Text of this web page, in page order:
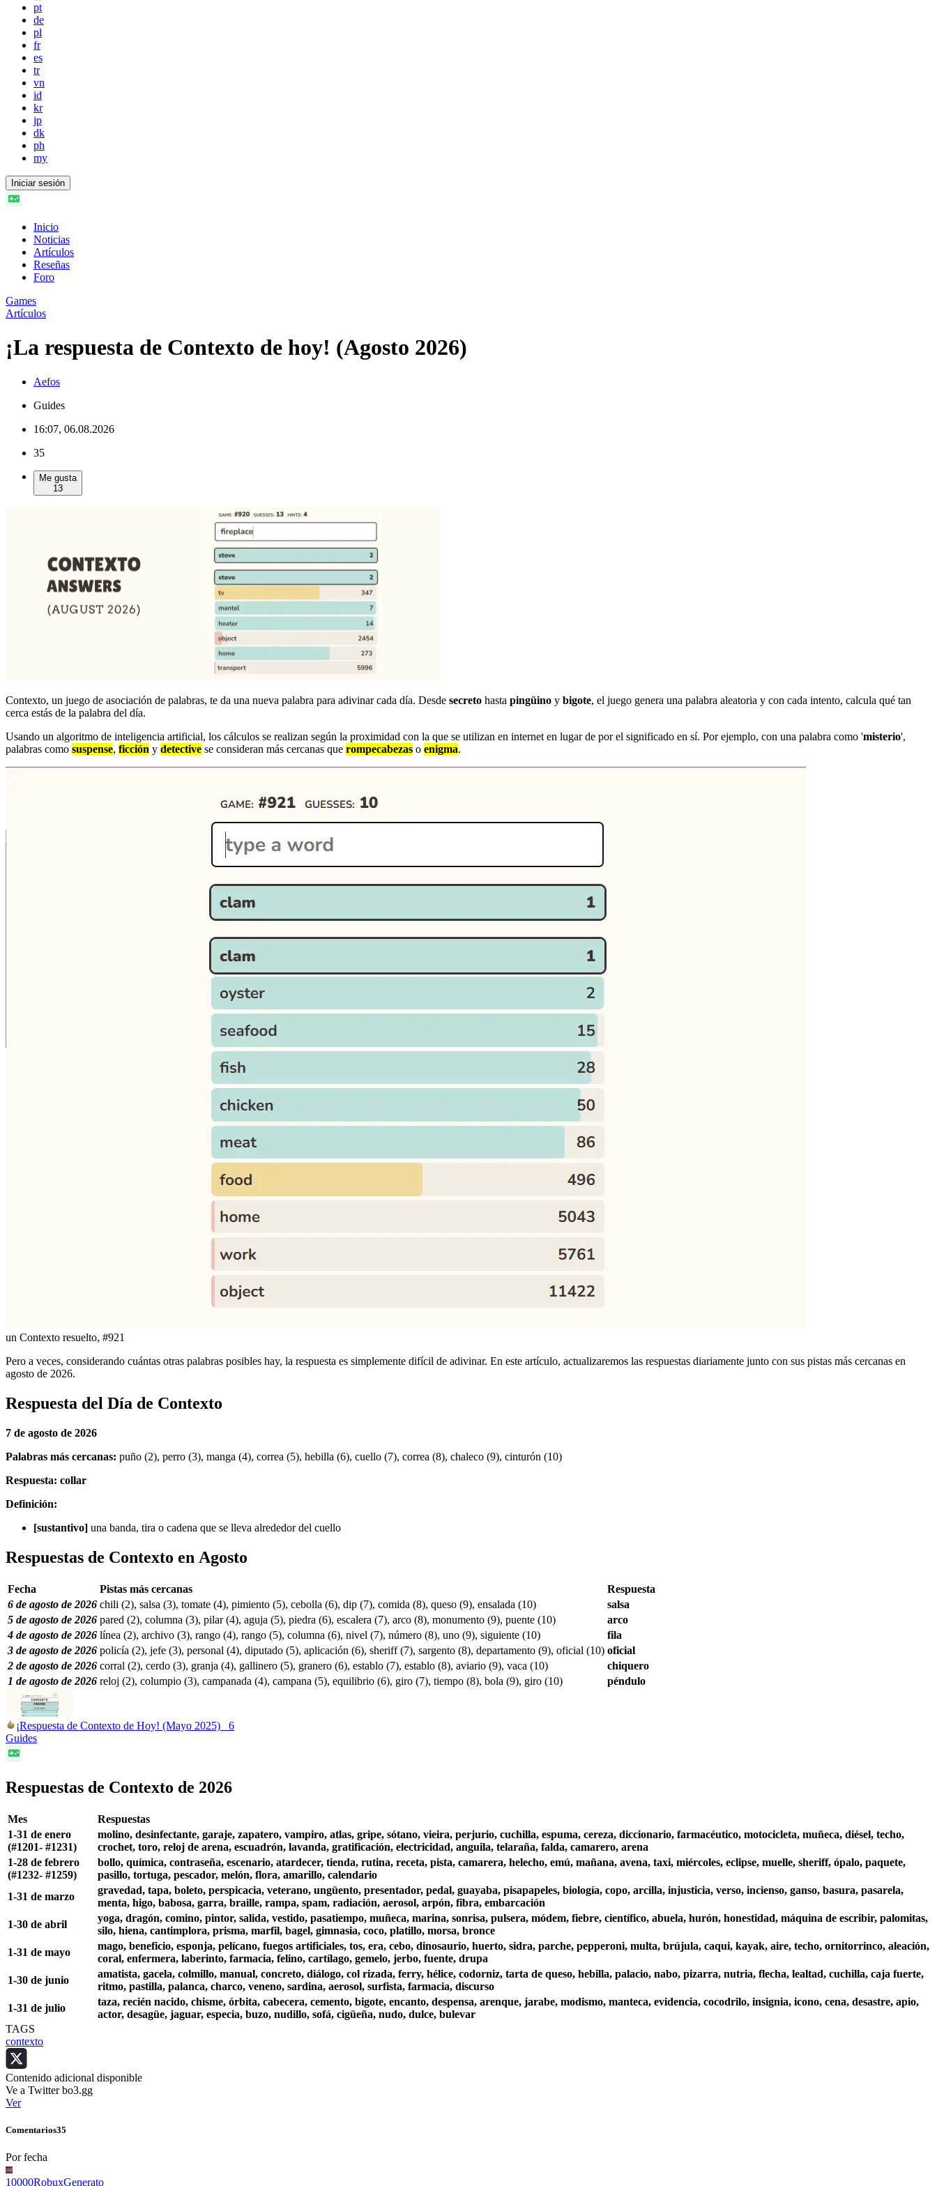
pt
de
pl
fr
es
tr
vn
id
kr
jp
dk
ph
my
Iniciar sesión
Inicio
Noticias
Artículos
Reseñas
Foro
Games
Artículos
¡La respuesta de Contexto de hoy! (Agosto 2026)
Aefos
Guides
16:07, 06.08.2026
35
Me gusta
13
Contexto, un juego de asociación de palabras, te da una nueva palabra para adivinar cada día. Desde secreto hasta pingüino y bigote, el juego genera una palabra aleatoria y con cada intento, calcula qué tan
cerca estás de la palabra del día.
Usando un algoritmo de inteligencia artificial, los cálculos se realizan según la proximidad con la que se utilizan en internet en lugar de por el significado en sí. Por ejemplo, con una palabra como 'misterio',
palabras como suspense, ficción y detective se consideran más cercanas que rompecabezas o enigma.
un Contexto resuelto, #921
Pero a veces, considerando cuántas otras palabras posibles hay, la respuesta es simplemente difícil de adivinar. En este artículo, actualizaremos las respuestas diariamente junto con sus pistas más cercanas en
agosto de 2026.
Respuesta del Día de Contexto
7 de agosto de 2026
Palabras más cercanas: puño (2), perro (3), manga (4), correa (5), hebilla (6), cuello (7), correa (8), chaleco (9), cinturón (10)
Respuesta: collar
Definición:
[sustantivo] una banda, tira o cadena que se lleva alrededor del cuello
Respuestas de Contexto en Agosto
Fecha Pistas más cercanas
Respuesta
6 de agosto de 2026 chili (2), salsa (3), tomate (4), pimiento (5), cebolla (6), dip (7), comida (8), queso (9), ensalada (10)
salsa
5 de agosto de 2026 pared (2), columna (3), pilar (4), aguja (5), piedra (6), escalera (7), arco (8), monumento (9), puente (10)
arco
4 de agosto de 2026 línea (2), archivo (3), rango (4), rango (5), columna (6), nivel (7), número (8), uno (9), siguiente (10)
fila
3 de agosto de 2026 policía (2), jefe (3), personal (4), diputado (5), aplicación (6), sheriff (7), sargento (8), departamento (9), oficial (10) oficial
2 de agosto de 2026 corral (2), cerdo (3), granja (4), gallinero (5), granero (6), establo (7), establo (8), aviario (9), vaca (10)
chiquero
1 de agosto de 2026 reloj (2), columpio (3), campanada (4), campana (5), equilibrio (6), giro (7), tiempo (8), bola (9), giro (10) péndulo
¡Respuesta de Contexto de Hoy! (Mayo 2025) 6
Guides
Respuestas de Contexto de 2026
Mes
Respuestas
1-31 de enero
(#1201- #1231)
molino, desinfectante, garaje, zapatero, vampiro, atlas, gripe, sótano, vieira, perjurio, cuchilla, espuma, cereza, diccionario, farmacéutico, motocicleta, muñeca, diésel, techo,
crochet, toro, reloj de arena, escuadrón, lavanda, gratificación, electricidad, anguila, telaraña, falda, camarero, arena
1-28 de febrero
(#1232- #1259)
bollo, química, contraseña, escenario, atardecer, tienda, rutina, receta, pista, camarera, helecho, emú, mañana, avena, taxi, miércoles, eclipse, muelle, sheriff, ópalo, paquete,
pasillo, tortuga, pescador, melón, flora, amarillo, calendario
1-31 de marzo
gravedad, tapa, boleto, perspicacia, veterano, ungüento, presentador, pedal, guayaba, pisapapeles, biología, copo, arcilla, injusticia, verso, incienso, ganso, basura, pasarela,
menta, higo, babosa, garra, braille, rampa, spam, radiación, aerosol, arpón, fibra, embarcación
1-30 de abril
yoga, dragón, comino, pintor, salida, vestido, pasatiempo, muñeca, marina, sonrisa, pulsera, módem, fiebre, científico, abuela, hurón, honestidad, máquina de escribir, palomitas,
silo, hiena, cantimplora, prisma, marfil, bagel, gimnasia, coco, platillo, morsa, bronce
1-31 de mayo
mago, beneficio, esponja, pelícano, fuegos artificiales, tos, era, cebo, dinosaurio, huerto, sidra, parche, pepperoni, multa, brújula, caqui, kayak, aire, techo, ornitorrinco, aleación,
coral, enfermera, laberinto, farmacia, felino, cartílago, gemelo, jerbo, fuente, drupa
1-30 de junio
amatista, gacela, colmillo, manual, concreto, diálogo, col rizada, ferry, hélice, codorniz, tarta de queso, hebilla, palacio, nabo, pizarra, nutria, flecha, lealtad, cuchilla, caja fuerte,
ritmo, pastilla, palanca, charco, veneno, sardina, aerosol, surfista, farmacia, discurso
1-31 de julio
taza, recién nacido, chisme, órbita, cabecera, cemento, bigote, encanto, despensa, arenque, jarabe, modismo, manteca, evidencia, cocodrilo, insignia, icono, cena, desastre, apio,
actor, desagüe, jaguar, especia, buzo, nudillo, sofá, cigüeña, nudo, dulce, bulevar
TAGS
contexto
Contenido adicional disponible
Ve a Twitter bo3.gg
Ver
Comentarios35
Por fecha
10000RobuxGenerato